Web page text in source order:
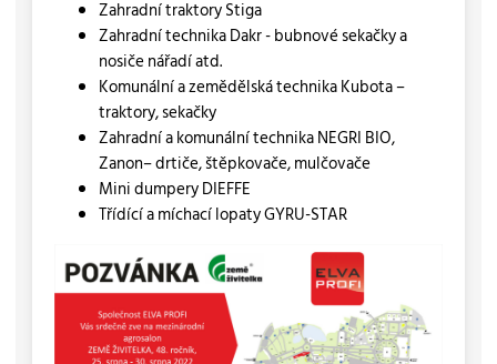
Zahradní traktory Stiga
Zahradní technika Dakr - bubnové sekačky a
nosiče nářadí atd.
Komunální a zemědělská technika Kubota –
traktory, sekačky
Zahradní a komunální technika NEGRI BIO,
Zanon– drtiče, štěpkovače, mulčovače
Mini dumpery DIEFFE
Třídící a míchací lopaty GYRU-STAR